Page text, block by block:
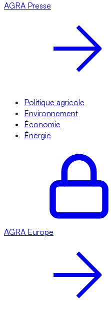
AGRA Presse
Politique agricole
Environnement
Économie
Énergie
AGRA Europe